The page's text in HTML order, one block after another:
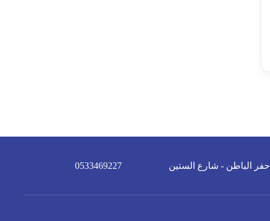
حفر الباطن - شارع الستين 0533469227